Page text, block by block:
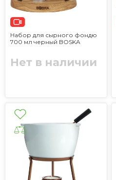
Набор для сырного фондю
700 мл черный BOSKA
Нет в наличии